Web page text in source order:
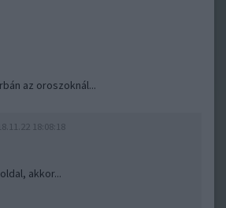
az oroszoknál...
18:08:18
akkor...